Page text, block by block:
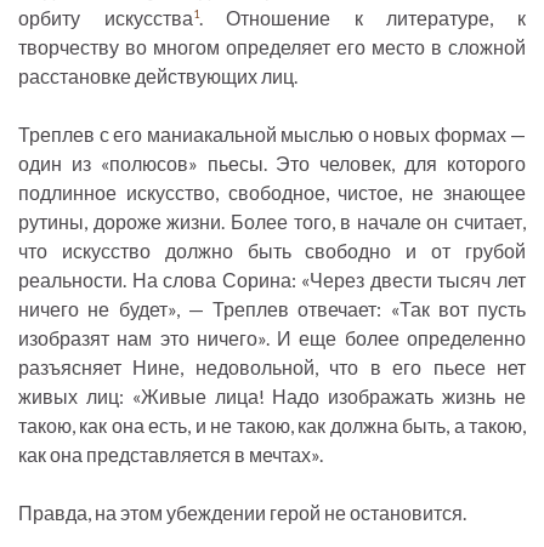
орбиту искусства1. Отношение к литературе, к
творчеству во многом определяет его место в сложной
расстановке действующих лиц.
Треплев с его маниакальной мыслью о новых формах —
один из «полюсов» пьесы. Это человек, для которого
подлинное искусство, свободное, чистое, не знающее
рутины, дороже жизни. Более того, в начале он считает,
что искусство должно быть свободно и от грубой
реальности. На слова Сорина: «Через двести тысяч лет
ничего не будет», — Треплев отвечает: «Так вот пусть
изобразят нам это ничего». И еще более определенно
разъясняет Нине, недовольной, что в его пьесе нет
живых лиц: «Живые лица! Надо изображать жизнь не
такою, как она есть, и не такою, как должна быть, а такою,
как она представляется в мечтах».
Правда, на этом убеждении герой не остановится.